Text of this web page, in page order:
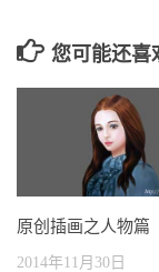
您可能还喜
原创插画之人物篇
2014年11月30日